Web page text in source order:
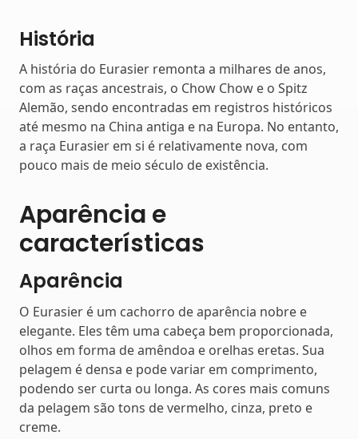
História
A história do Eurasier remonta a milhares de anos,
com as raças ancestrais, o Chow Chow e o Spitz
Alemão, sendo encontradas em registros históricos
até mesmo na China antiga e na Europa. No entanto,
a raça Eurasier em si é relativamente nova, com
pouco mais de meio século de existência.
Aparência e
características
Aparência
O Eurasier é um cachorro de aparência nobre e
elegante. Eles têm uma cabeça bem proporcionada,
olhos em forma de amêndoa e orelhas eretas. Sua
pelagem é densa e pode variar em comprimento,
podendo ser curta ou longa. As cores mais comuns
da pelagem são tons de vermelho, cinza, preto e
creme.